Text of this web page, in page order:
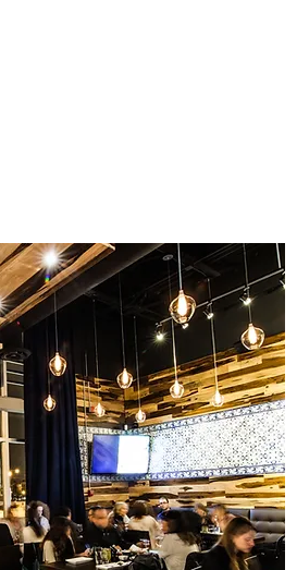
All natural
INGREDIENTS